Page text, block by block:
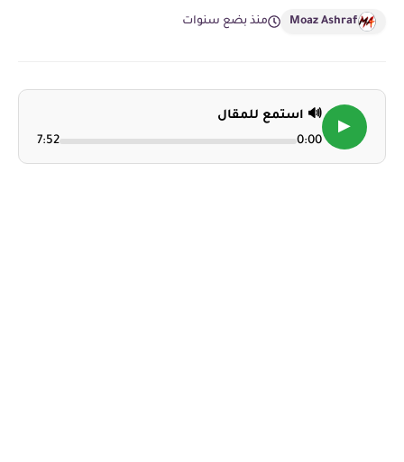
Moaz Ashraf منذ بضع سنوات
▶
🔊 استمع للمقال
0:00
7:52